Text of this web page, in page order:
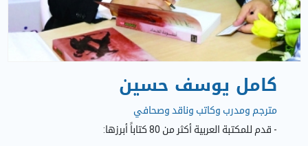
كامل يوسف حسين
مترجم ومدرب وكاتب وناقد وصحافي
- قدم للمكتبة العربية أكثر من 80 كتاباً أبرزها: